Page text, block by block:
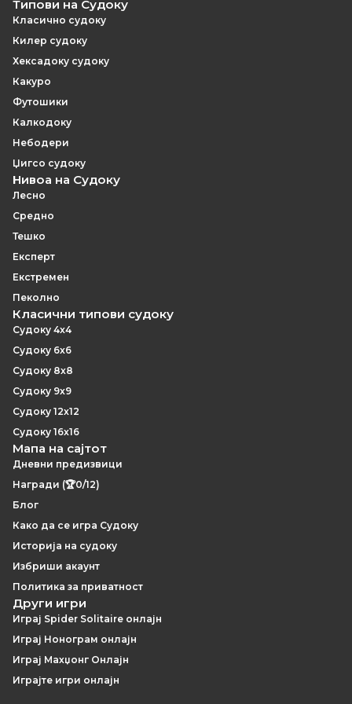
подолги синџири на заклучување отколку
експертска 8×8, бидејќи поголемата мрежа
единици.
Типови на Судоку
Класично судоку
Килер судоку
Хексадоку судоку
Какуро
Футошики
Калкодоку
Небодери
Џигсо судоку
Нивоа на Судоку
Лесно
Средно
Тешко
Експерт
Екстремен
Пеколно
Класични типови судоку
Судоку 4x4
Судоку 6x6
Судоку 8x8
Судоку 9x9
Судоку 12x12
Судоку 16x16
Мапа на сајтот
Дневни предизвици
Награди (🏆0/12)
Блог
Како да се игра Судоку
Историја на судоку
Избриши акаунт
Политика за приватност
Други игри
Играј Spider Solitaire онлајн
Играј Нонограм онлајн
Играј Махџонг Онлајн
Играјте игри онлајн